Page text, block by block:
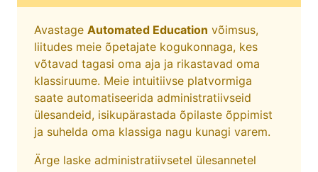
Avastage Automated Education võimsus,
liitudes meie õpetajate kogukonnaga, kes
võtavad tagasi oma aja ja rikastavad oma
klassiruume. Meie intuitiivse platvormiga
saate automatiseerida administratiivseid
ülesandeid, isikupärastada õpilaste õppimist
ja suhelda oma klassiga nagu kunagi varem.
Ärge laske administratiivsetel ülesannetel